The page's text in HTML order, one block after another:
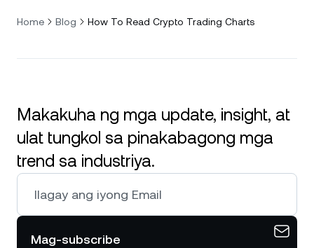
Home Blog How To Read Crypto Trading Charts
Makakuha ng mga update, insight, at
ulat tungkol sa pinakabagong mga
trend sa industriya.
Mag-subscribe